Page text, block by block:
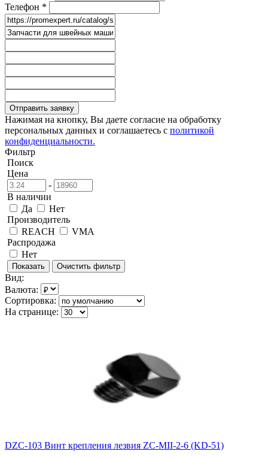
Телефон *
Отправить заявку
Нажимая на кнопку, Вы даете согласие на обработку
персональных данных и соглашаетесь с политикой
конфиденциальности.
Фильтр
Поиск
Цена
-
В наличии
Да
Нет
Производитель
REACH
VMA
Распродажа
Нет
Вид:
Валюта:
Сортировка:
На странице:
DZC-103 Винт крепления лезвия ZC-MII-2-6 (KD-51)